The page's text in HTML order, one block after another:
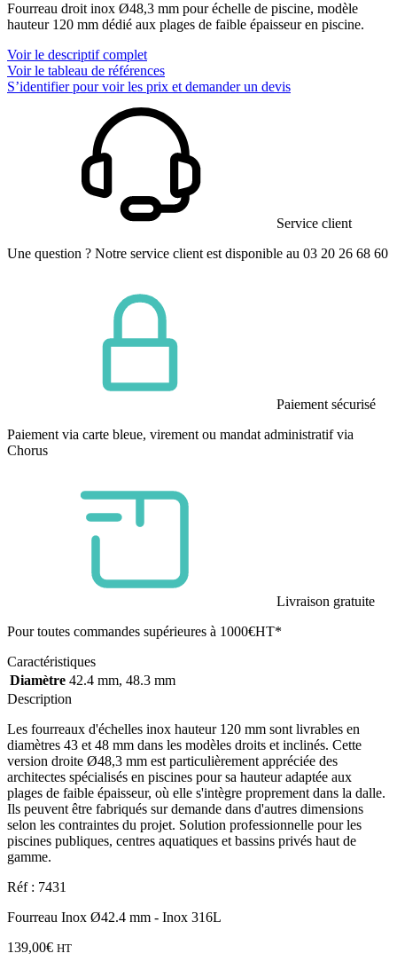
Fourreau droit inox Ø48,3 mm pour échelle de piscine, modèle
hauteur 120 mm dédié aux plages de faible épaisseur en piscine.
Voir le descriptif complet
Voir le tableau de références
S’identifier pour voir les prix et demander un devis
Service client
Une question ? Notre service client est disponible au 03 20 26 68 60
Paiement sécurisé
Paiement via carte bleue, virement ou mandat administratif via
Chorus
Livraison gratuite
Pour toutes commandes supérieures à 1000€HT*
Caractéristiques
Diamètre 42.4 mm, 48.3 mm
Description
Les fourreaux d'échelles inox hauteur 120 mm sont livrables en
diamètres 43 et 48 mm dans les modèles droits et inclinés. Cette
version droite Ø48,3 mm est particulièrement appréciée des
architectes spécialisés en piscines pour sa hauteur adaptée aux
plages de faible épaisseur, où elle s'intègre proprement dans la dalle.
Ils peuvent être fabriqués sur demande dans d'autres dimensions
selon les contraintes du projet. Solution professionnelle pour les
piscines publiques, centres aquatiques et bassins privés haut de
gamme.
Réf : 7431
Fourreau Inox Ø42.4 mm - Inox 316L
139,00€ HT